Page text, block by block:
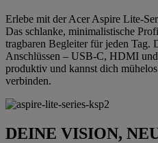
Erlebe mit der Acer Aspire Lite-
Das schlanke, minimalistische
tragbaren Begleiter für jeden Tag.
Anschlüssen – USB-C, HDMI
produktiv und kannst dich
verbinden.
DEINE VISION,